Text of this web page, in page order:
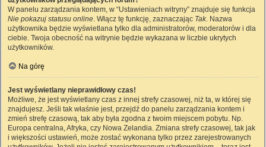
W panelu zarządzania kontem, w “Ustawieniach witryny” znajduje się funkcja
Nie pokazuj statusu online. Włącz tę funkcję, zaznaczając Tak. Nazwa
użytkownika będzie wyświetlana tylko dla administratorów, moderatorów i dla
ciebie. Twoja obecność na witrynie będzie wykazana w liczbie ukrytych
użytkowników.
Na górę
Jest wyświetlany nieprawidłowy czas!
Możliwe, że jest wyświetlany czas z innej strefy czasowej, niż ta, w której się
znajdujesz. Jeśli tak właśnie jest, przejdź do panelu zarządzania kontem i
zmień strefę czasową, tak aby była zgodna z twoim miejscem pobytu. Np.
Europa centralna, Afryka, czy Nowa Zelandia. Zmiana strefy czasowej, tak jak
i większości ustawień, może zostać wykonana tylko przez zarejestrowanych